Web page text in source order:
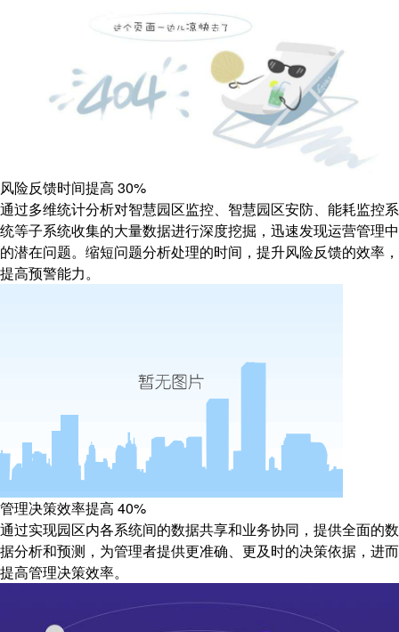
风险反馈时间提高 30%
通过多维统计分析对智慧园区监控、智慧园区安防、能耗监控系
统等子系统收集的大量数据进行深度挖掘，迅速发现运营管理中
的潜在问题。缩短问题分析处理的时间，提升风险反馈的效率，
提高预警能力。
管理决策效率提高 40%
通过实现园区内各系统间的数据共享和业务协同，提供全面的数
据分析和预测，为管理者提供更准确、更及时的决策依据，进而
提高管理决策效率。